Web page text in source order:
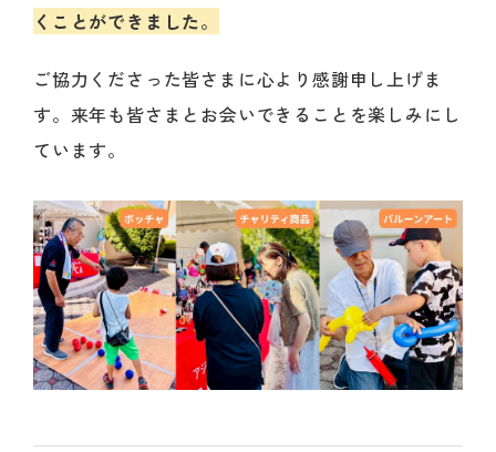
くことができました。
ご協力くださった皆さまに心より感謝申し上げま
す。来年も皆さまとお会いできることを楽しみにし
ています。